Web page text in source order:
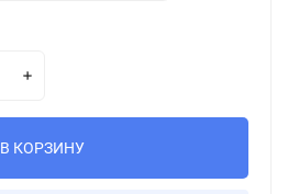
В КОРЗИНУ